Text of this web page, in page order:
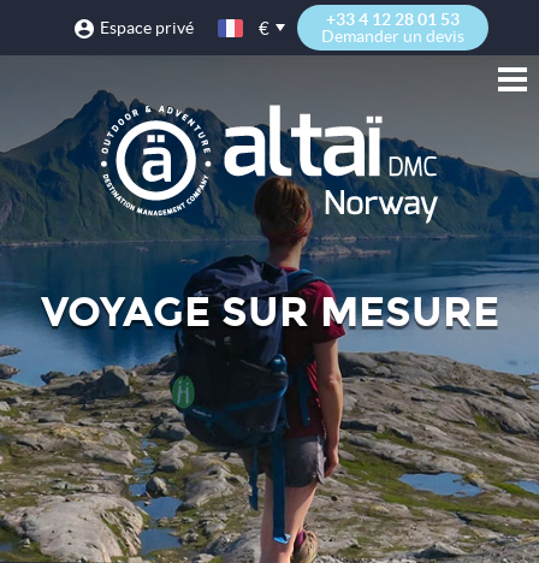
Espace privé €
+33 4 12 28 01 53
Demander un devis
VOYAGE SUR MESURE